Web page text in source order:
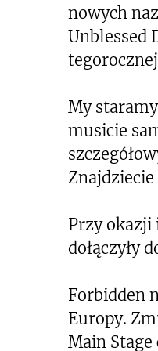
nowych
Unblessed
My
musicie
Przy
dołączyły
Forbidden
Europy.
Main